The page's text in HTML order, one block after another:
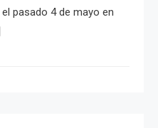
pasado 4 de mayo en